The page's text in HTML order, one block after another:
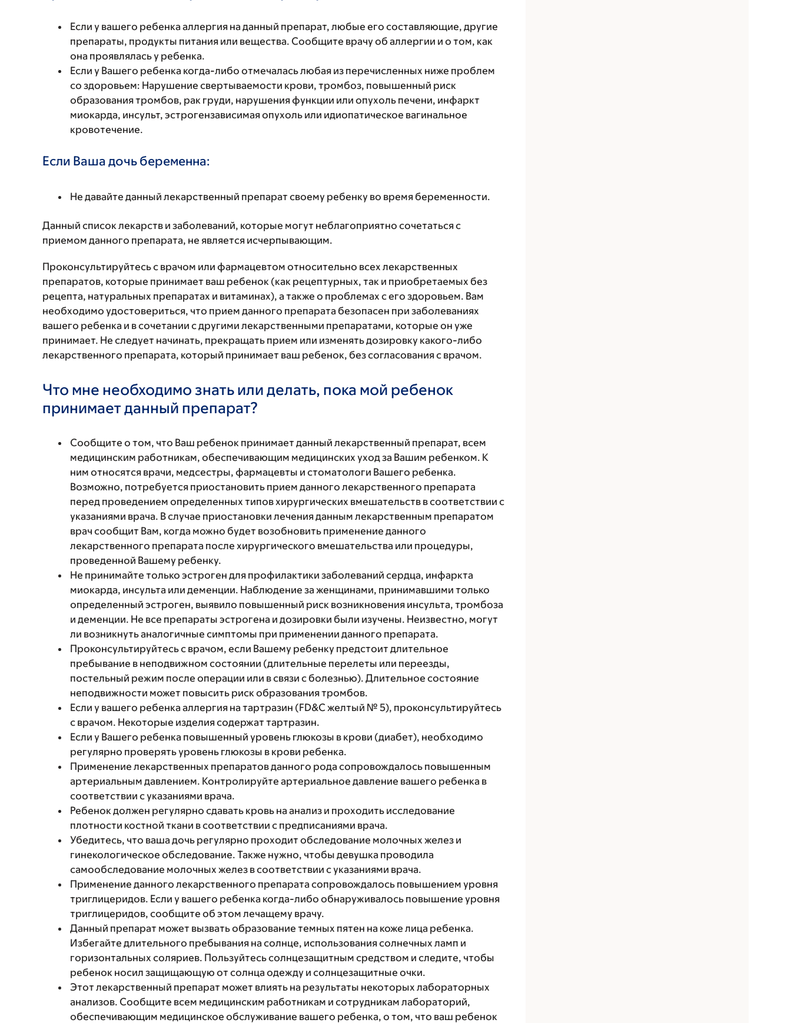
Если у вашего ребенка аллергия на данный препарат, любые его составляющие, другие
препараты, продукты питания или вещества. Сообщите врачу об аллергии и о том, как
она проявлялась у ребенка.
Если у Вашего ребенка когда-либо отмечалась любая из перечисленных ниже проблем
со здоровьем: Нарушение свертываемости крови, тромбоз, повышенный риск
образования тромбов, рак груди, нарушения функции или опухоль печени, инфаркт
миокарда, инсульт, эстрогензависимая опухоль или идиопатическое вагинальное
кровотечение.
Если Ваша дочь беременна:
Не давайте данный лекарственный препарат своему ребенку во время беременности.
Данный список лекарств и заболеваний, которые могут неблагоприятно сочетаться с
приемом данного препарата, не является исчерпывающим.
Проконсультируйтесь с врачом или фармацевтом относительно всех лекарственных
препаратов, которые принимает ваш ребенок (как рецептурных, так и приобретаемых без
рецепта, натуральных препаратах и витаминах), а также о проблемах с его здоровьем. Вам
необходимо удостовериться, что прием данного препарата безопасен при заболеваниях
вашего ребенка и в сочетании с другими лекарственными препаратами, которые он уже
принимает. Не следует начинать, прекращать прием или изменять дозировку какого-либо
лекарственного препарата, который принимает ваш ребенок, без согласования с врачом.
Что мне необходимо знать или делать, пока мой ребенок
принимает данный препарат?
Сообщите о том, что Ваш ребенок принимает данный лекарственный препарат, всем
медицинским работникам, обеспечивающим медицинских уход за Вашим ребенком. К
ним относятся врачи, медсестры, фармацевты и стоматологи Вашего ребенка.
Возможно, потребуется приостановить прием данного лекарственного препарата
перед проведением определенных типов хирургических вмешательств в соответствии с
указаниями врача. В случае приостановки лечения данным лекарственным препаратом
врач сообщит Вам, когда можно будет возобновить применение данного
лекарственного препарата после хирургического вмешательства или процедуры,
проведенной Вашему ребенку.
Не принимайте только эстроген для профилактики заболеваний сердца, инфаркта
миокарда, инсульта или деменции. Наблюдение за женщинами, принимавшими только
определенный эстроген, выявило повышенный риск возникновения инсульта, тромбоза
и деменции. Не все препараты эстрогена и дозировки были изучены. Неизвестно, могут
ли возникнуть аналогичные симптомы при применении данного препарата.
Проконсультируйтесь с врачом, если Вашему ребенку предстоит длительное
пребывание в неподвижном состоянии (длительные перелеты или переезды,
постельный режим после операции или в связи с болезнью). Длительное состояние
неподвижности может повысить риск образования тромбов.
Если у вашего ребенка аллергия на тартразин (FD&C желтый № 5), проконсультируйтесь
с врачом. Некоторые изделия содержат тартразин.
Если у Вашего ребенка повышенный уровень глюкозы в крови (диабет), необходимо
регулярно проверять уровень глюкозы в крови ребенка.
Применение лекарственных препаратов данного рода сопровождалось повышенным
артериальным давлением. Контролируйте артериальное давление вашего ребенка в
соответствии с указаниями врача.
Ребенок должен регулярно сдавать кровь на анализ и проходить исследование
плотности костной ткани в соответствии с предписаниями врача.
Убедитесь, что ваша дочь регулярно проходит обследование молочных желез и
гинекологическое обследование. Также нужно, чтобы девушка проводила
самообследование молочных желез в соответствии с указаниями врача.
Применение данного лекарственного препарата сопровождалось повышением уровня
триглицеридов. Если у вашего ребенка когда-либо обнаруживалось повышение уровня
триглицеридов, сообщите об этом лечащему врачу.
Данный препарат может вызвать образование темных пятен на коже лица ребенка.
Избегайте длительного пребывания на солнце, использования солнечных ламп и
горизонтальных соляриев. Пользуйтесь солнцезащитным средством и следите, чтобы
ребенок носил защищающую от солнца одежду и солнцезащитные очки.
Этот лекарственный препарат может влиять на результаты некоторых лабораторных
анализов. Сообщите всем медицинским работникам и сотрудникам лабораторий,
обеспечивающим медицинское обслуживание вашего ребенка, о том, что ваш ребенок